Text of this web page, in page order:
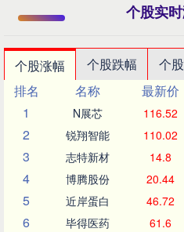
个股实
个股涨幅 个股跌幅 个
排名
名称 最新价
1
N展芯 116.52
2 锐翔智能 110.02
3 志特新材 14.8
4 博腾股份 20.44
5 近岸蛋白 46.72
6 毕得医药 61.6